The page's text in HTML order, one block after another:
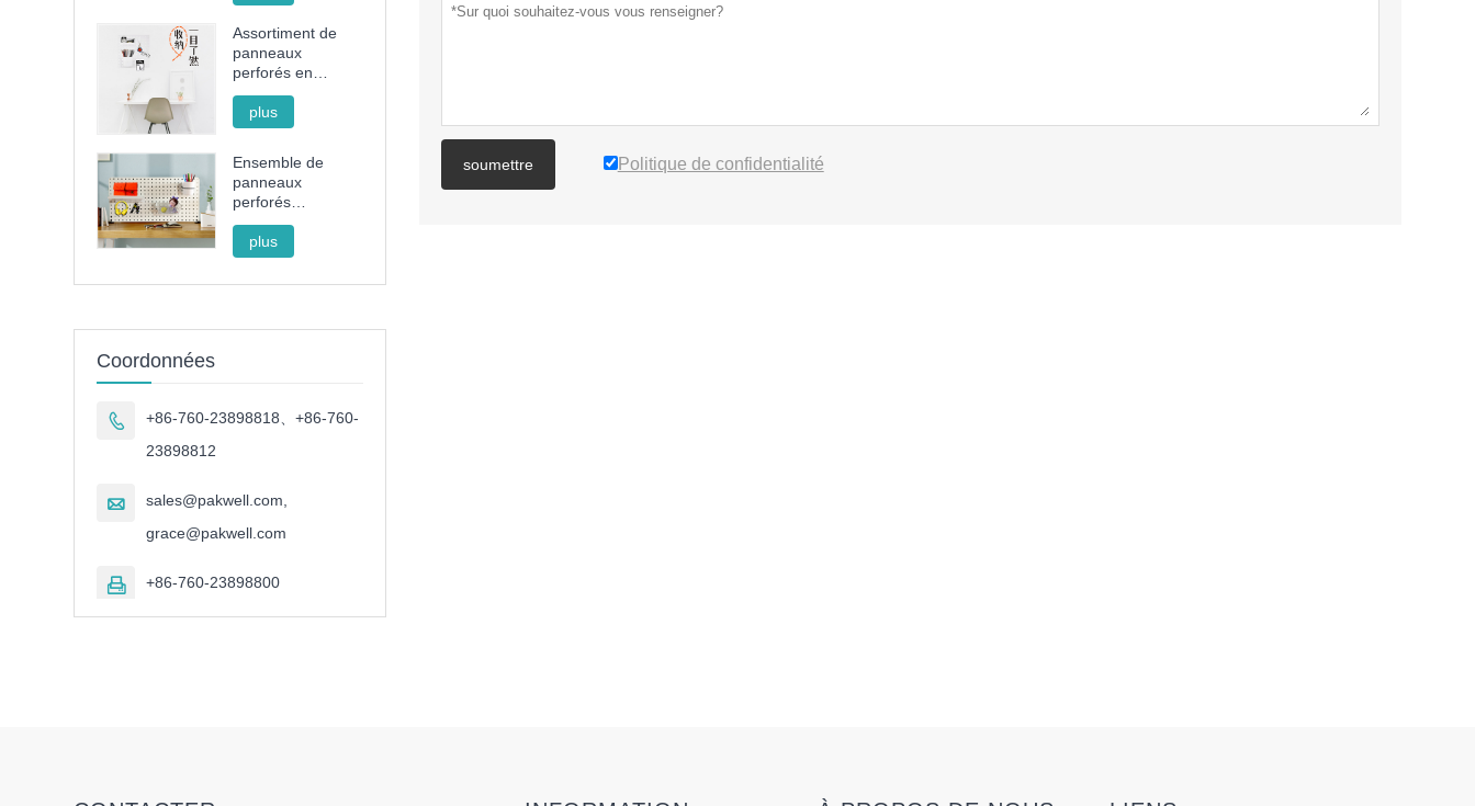
soumettre Politique de confidentialité
Assortiment de
panneaux
perforés en
plastique noir et
blanc
plus
Ensemble de
panneaux
perforés
décoratifs avec
support, panier et
gobelet pour
l'organisation
plus
Coordonnées

+86-760-23898818、+86-760-
23898812

sales@pakwell.com,
grace@pakwell.com
 +86-760-23898800